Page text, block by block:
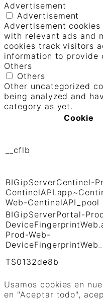
Usamos cookies en
en "Aceptar todo",
Advertisement
Advertisement
Advertisement
with relevant ads and
cookies track visitors
information to provide
Others
Others
Other uncategorized
being analyzed and
category as yet.
Cookie
__cflb
BIGipServerCentinel-
Web-CentinelAPI_pool
BIGipServerPortal-
Prod-Web-
TS0132de8b
TS01906b0c